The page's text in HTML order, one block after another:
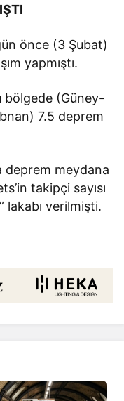
önce (3 Şubat)
yapmıştı.
bölgede (Güney-
7.5 deprem
deprem meydana
takipçi sayısı
lakabı verilmişti.